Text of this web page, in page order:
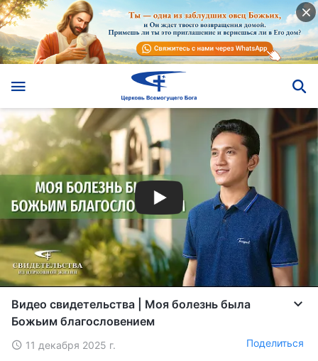
Видео свидетельства | Моя болезнь была
Божьим благословением
11 декабря 2025 г. Поделиться